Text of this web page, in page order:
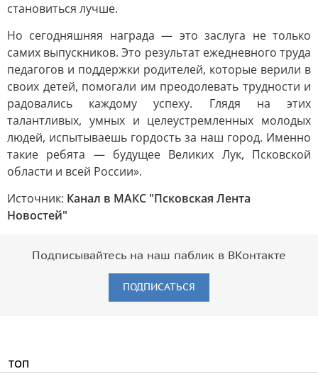
становиться лучше.
Но сегодняшняя награда — это заслуга не только
самих выпускников. Это результат ежедневного труда
педагогов и поддержки родителей, которые верили в
своих детей, помогали им преодолевать трудности и
радовались каждому успеху. Глядя на этих
талантливых, умных и целеустремленных молодых
людей, испытываешь гордость за наш город. Именно
такие ребята — будущее Великих Лук, Псковской
области и всей России».
Источник: Канал в МАКС "Псковская Лента
Новостей"
Подписывайтесь на наш паблик в ВКонтакте
ПОДПИСАТЬСЯ
ТОП